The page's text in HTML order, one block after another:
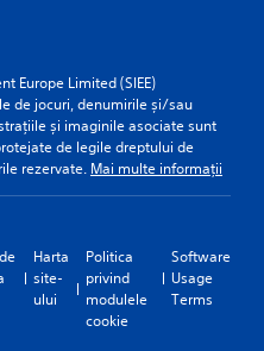
Europe Limited (SIEE)
de jocuri, denumirile și/sau
și imaginile asociate sunt
de legile dreptului de
rezervate. Mai multe informații
Harta
site-
ului
Politica
privind
modulele
cookie
Software
Usage
Terms